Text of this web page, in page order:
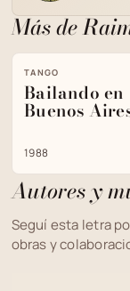
Más de
TANGO
Bailando en
Buenos
1988
Autores y
Seguí esta letra
obras y